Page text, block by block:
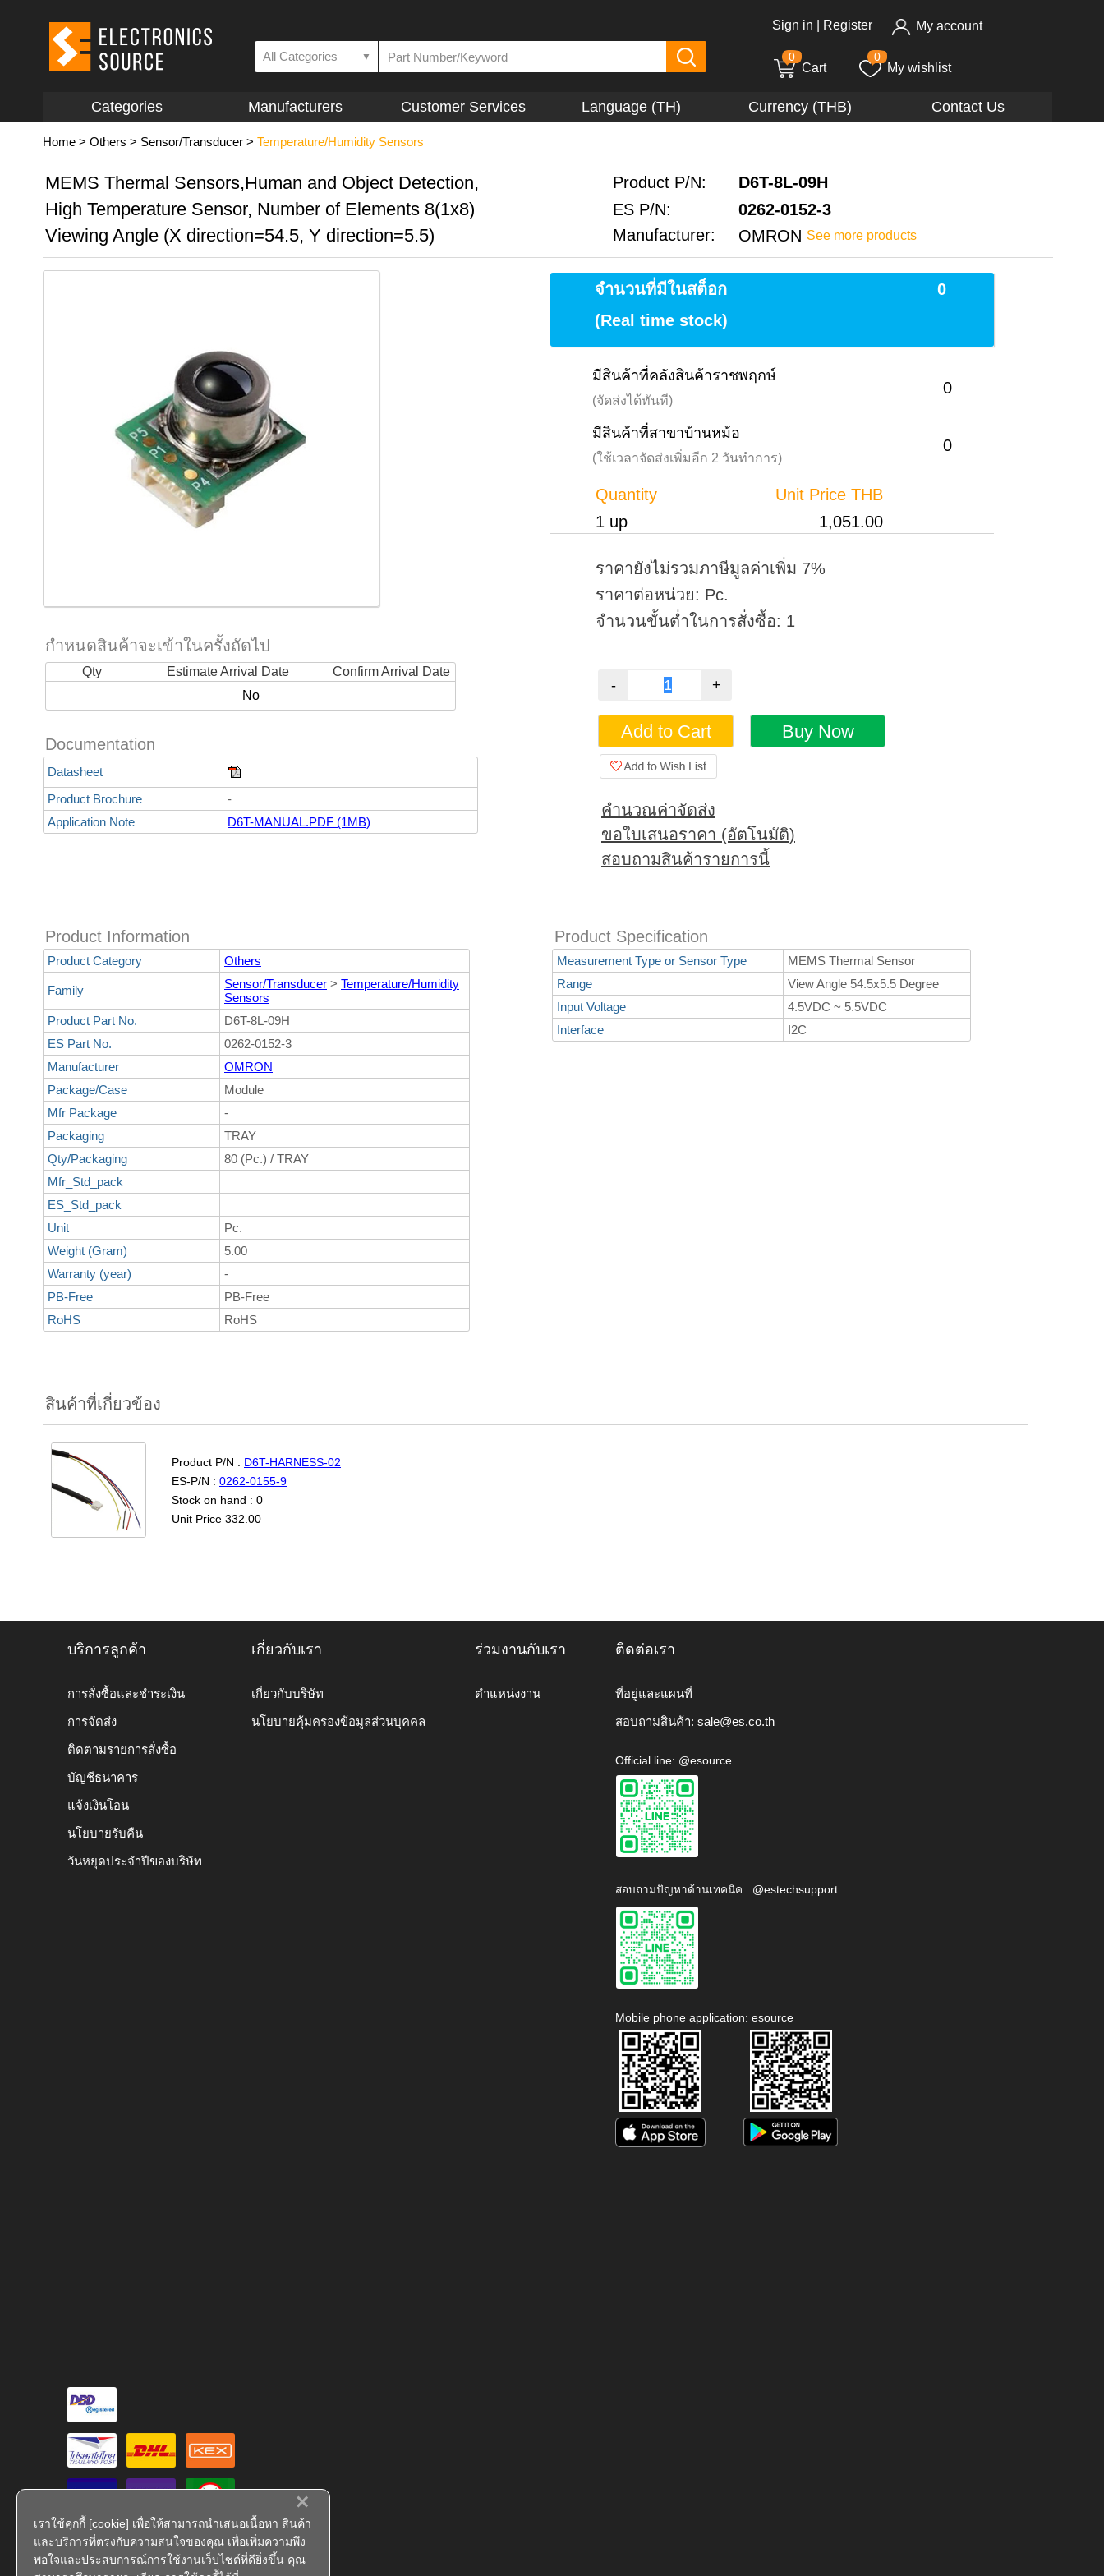
×
เราใช้คุกกี้ [cookie] เพื่อให้สามารถนำเสนอเนื้อหา สินค้า
และบริการที่ตรงกับความสนใจของคุณ เพื่อเพิ่มความพึง
พอใจและประสบการณ์การใช้งานเว็บไซต์ที่ดียิ่งขึ้น คุณ
All Categories ▼
Sign in Register My account
0
Cart
0
My wishlist
Categories Manufacturers Customer Services Language (TH) Currency (THB) Contact Us
Home > Others > Sensor/Transducer > Temperature/Humidity Sensors
MEMS Thermal Sensors,Human and Object Detection, Product P/N: D6T-8L-09H
High Temperature Sensor, Number of Elements 8(1x8) ES P/N: 0262-0152-3
Viewing Angle (X direction=54.5, Y direction=5.5) Manufacturer: OMRON See more products
กำหนดสินค้าจะเข้าในครั้งถัดไป
Qty Estimate Arrival Date
Confirm Arrival Date
No
Documentation
Datasheet
Product Brochure
-
Application Note
D6T-MANUAL.PDF (1MB)
จำนวนที่มีในสต็อก
0
(Real time stock)
มีสินค้าที่คลังสินค้าราชพฤกษ์
(จัดส่งได้ทันที)
0
มีสินค้าที่สาขาบ้านหม้อ
(ใช้เวลาจัดส่งเพิ่มอีก 2 วันทำการ)
0
Quantity
Unit Price THB
1 up
1,051.00
ราคายังไม่รวมภาษีมูลค่าเพิ่ม 7%
ราคาต่อหน่วย: Pc.
จำนวนขั้นต่ำในการสั่งซื้อ: 1
คำนวณค่าจัดส่ง
ขอใบเสนอราคา (อัตโนมัติ)
สอบถามสินค้ารายการนี้
Product Information
Product Category Others
Family Sensor/Transducer > Temperature/Humidity
Sensors
Product Part No.
D6T-8L-09H
ES Part No.
0262-0152-3
Manufacturer
OMRON
Package/Case
Module
Mfr Package
-
Packaging
TRAY
Qty/Packaging
80 (Pc.) / TRAY
Mfr_Std_pack
ES_Std_pack
Unit
Pc.
Weight (Gram)
5.00
Warranty (year)
-
PB-Free
PB-Free
RoHS
RoHS
Product Specification
Measurement Type or Sensor Type
MEMS Thermal Sensor
Range
View Angle 54.5x5.5 Degree
Input Voltage
4.5VDC ~ 5.5VDC
Interface
I2C
สินค้าที่เกี่ยวข้อง
Product P/N : D6T-HARNESS-02
ES-P/N : 0262-0155-9
Stock on hand : 0
Unit Price 332.00
บริการลูกค้า
การสั่งซื้อและชำระเงิน
การจัดส่ง
ติดตามรายการสั่งซื้อ
บัญชีธนาคาร
แจ้งเงินโอน
นโยบายรับคืน
วันหยุดประจำปีของบริษัท
เกี่ยวกับเรา
เกี่ยวกับบริษัท
นโยบายคุ้มครองข้อมูลส่วนบุคคล
ร่วมงานกับเรา
ตำแหน่งงาน
ติดต่อเรา
ที่อยู่และแผนที่
สอบถามสินค้า: sale@es.co.th
Official line: @esource
สอบถามปัญหาด้านเทคนิค : @estechsupport
Mobile phone application: esource